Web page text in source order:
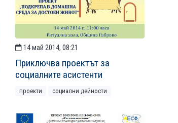
14 май 2014, 08:21
Приключва проектът за
социалните асистенти
проекти социални дейности